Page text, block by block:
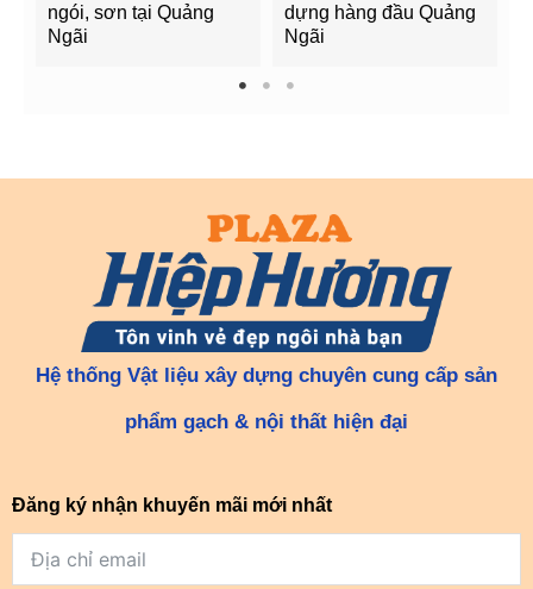
ngói, sơn tại Quảng
Ngãi
dựng hàng đầu Quảng
Ngãi
1 2 3
Hệ thống Vật liệu xây dựng chuyên cung cấp sản
phẩm gạch & nội thất hiện đại
Đăng ký nhận khuyến mãi mới nhất